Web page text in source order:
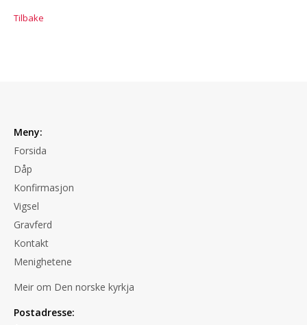
Tilbake
Meny:
Forsida
Dåp
Konfirmasjon
Vigsel
Gravferd
Kontakt
Menighetene
Meir om Den norske kyrkja
Postadresse: